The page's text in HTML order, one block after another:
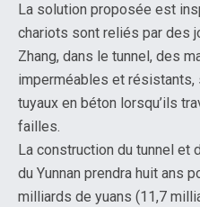
La solution proposée est
chariots sont reliés par des
Zhang, dans le tunnel, des
imperméables et
tuyaux en béton lorsqu’ils
failles.
La construction du tunnel et
du Yunnan prendra huit ans
milliards de yuans (11,7